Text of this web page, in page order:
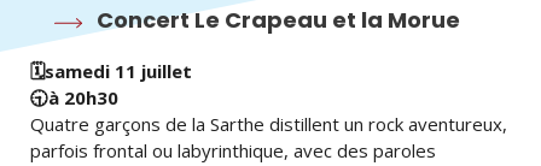
Concert Le Crapeau et la Morue
🗓️samedi 11 juillet
🕤️à 20h30
Quatre garçons de la Sarthe distillent un rock aventureux,
parfois frontal ou labyrinthique, avec des paroles